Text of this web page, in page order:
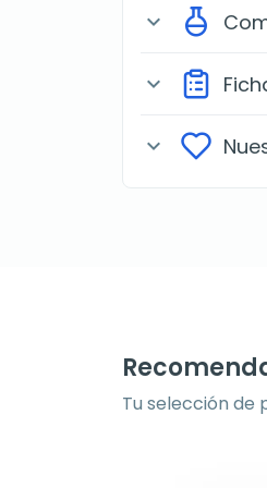
expand_more
expand_more
expand_more
Tu selección de